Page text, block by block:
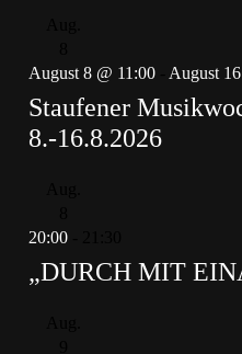
August 8 @ 11:00
August
Staufener
8.-16.8.2026
20:00
„DURCH MIT